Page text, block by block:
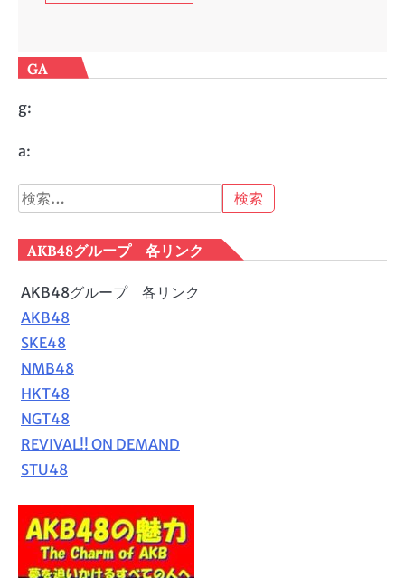
GA
g:
a:
検
索:
AKB48グループ 各リンク
AKB48グループ 各リンク
AKB48
SKE48
NMB48
HKT48
NGT48
REVIVAL!! ON DEMAND
STU48